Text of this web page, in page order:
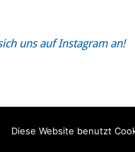
uns auf Instagram an!
Diese Website benutzt